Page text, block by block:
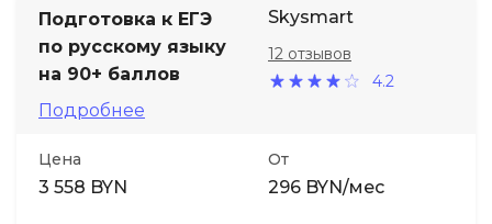
Подготовка к ЕГЭ
по русскому языку
на 90+ баллов
Подробнее
Skysmart
4.2
12 отзывов
Цена
3 558 BYN
От
296 BYN/мес
Иностранные языки
Soft Skills
ДПО